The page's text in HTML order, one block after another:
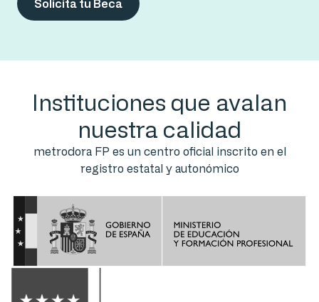
Solicita tu Beca
Instituciones que avalan
nuestra calidad
metrodora FP es un centro oficial inscrito en el
registro estatal y autonómico